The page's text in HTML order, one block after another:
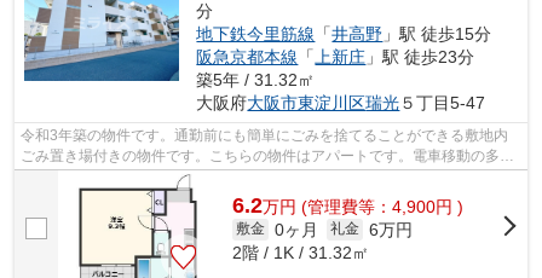
分
地下鉄今里筋線 「井高野 」駅 徒歩15分
阪急京都本線 「上新庄 」駅 徒歩23分
築5年 / 31.32㎡
大阪府大阪市東淀川区瑞光５丁目5-47
令和3年築の物件です。通勤前にも簡単にごみを捨てることができる敷地内
ごみ置き場付きの物件です。こちらの物件はアパートです。電車移動の多い
方に嬉しい駅から徒歩9分の物件です。...
6.2万円 (管理費等：4,900円 )
敷金 0ヶ月 礼金 6万円
2階 / 1K / 31.32㎡